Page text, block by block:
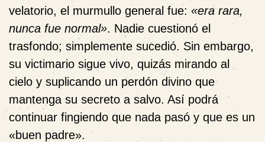
velatorio, el murmullo general fue: «era rara,
nunca fue normal». Nadie cuestionó el
trasfondo; simplemente sucedió. Sin embargo,
su victimario sigue vivo, quizás mirando al
cielo y suplicando un perdón divino que
mantenga su secreto a salvo. Así podrá
continuar fingiendo que nada pasó y que es un
«buen padre».